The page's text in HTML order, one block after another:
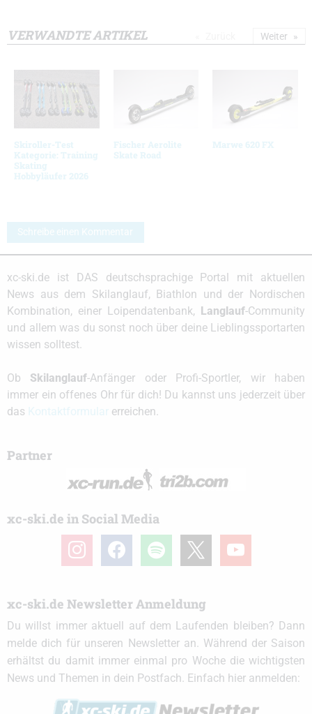
VERWANDTE ARTIKEL
Skiroller-Test
Kategorie: Training
Skating
Hobbyläufer 2026
Fischer Aerolite
Skate Road
Marwe 620 FX
Weiter
Schreibe einen Kommentar
xc-ski.de ist DAS deutschsprachige Portal mit aktuellen
News aus dem Skilanglauf, Biathlon und der Nordischen
Kombination, einer Loipendatenbank,
Langlauf-Community
und allem was du sonst noch über deine Lieblingssportarten
wissen solltest.
Ob Skilanglauf-Anfänger oder Profi-Sportler, wir haben
immer ein offenes Ohr für dich! Du kannst uns jederzeit über
das
erreichen.
Partner
xc-ski.de in Social Media
instagramfacebook spotify youtube
xc-ski.de Newsletter Anmeldung
Du willst immer aktuell auf dem Laufenden bleiben? Dann
melde dich für unseren Newsletter an. Während der Saison
erhältst du damit immer einmal pro Woche die wichtigsten
News und Themen in dein Postfach. Einfach hier anmelden: